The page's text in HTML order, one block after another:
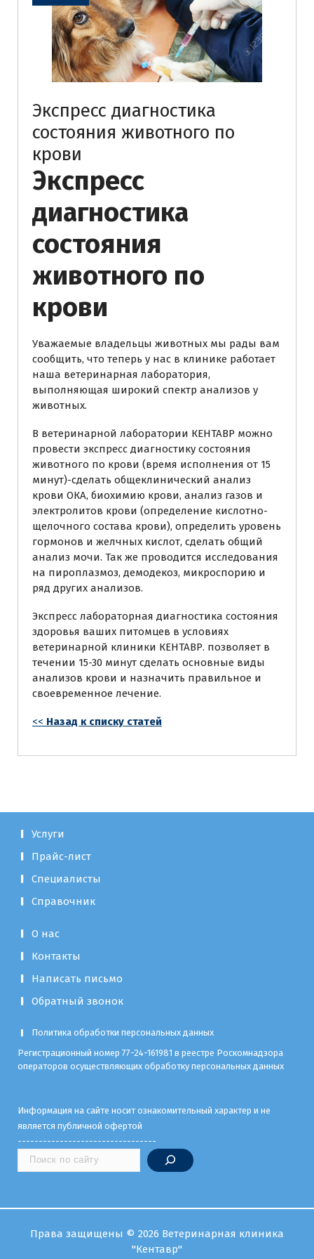
Экспресс диагностика
состояния животного по
крови
Экспресс
диагностика
состояния
животного по
крови
Уважаемые владельцы животных мы рады вам
сообщить, что теперь у нас в клинике работает
наша ветеринарная лаборатория,
выполняющая широкий спектр анализов у
животных.
В ветеринарной лаборатории КЕНТАВР можно
провести экспресс диагностику состояния
животного по крови (время исполнения от 15
минут)-сделать общеклинический анализ
крови ОКА, биохимию крови, анализ газов и
электролитов крови (определение кислотно-
щелочного состава крови), определить уровень
гормонов и желчных кислот, сделать общий
анализ мочи. Так же проводится исследования
на пироплазмоз, демодекоз, микроспорию и
ряд других анализов.
Экспресс лабораторная диагностика состояния
здоровья ваших питомцев в условиях
ветеринарной клиники КЕНТАВР. позволяет в
течении 15-30 минут сделать основные виды
анализов крови и назначить правильное и
своевременное лечение.
<< Назад к списку статей
Услуги
Прайс-лист
Специалисты
Справочник
О нас
Контакты
Написать письмо
Обратный звонок
Политика обработки персональных данных
Регистрационный номер 77-24-161981 в реестре Роскомнадзора
операторов осуществляющих обработку персональных данных
Информация на сайте носит ознакомительный характер и не
является публичной офертой
---------------------------------
Права защищены © 2026 Ветеринарная клиника
"Кентавр"